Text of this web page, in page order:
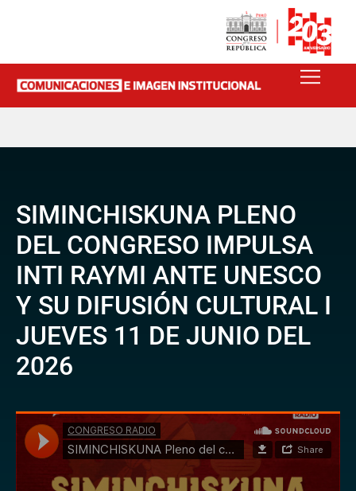
SIMINCHISKUNA PLENO
DEL CONGRESO IMPULSA
INTI RAYMI ANTE UNESCO
Y SU DIFUSIÓN CULTURAL I
JUEVES 11 DE JUNIO DEL
2026